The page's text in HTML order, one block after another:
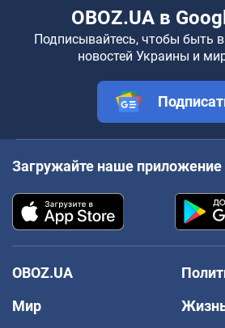
OBOZ.UA в
Подписывайтесь, чтобы быть
новостей Украины и
Загружайте наше приложение
OBOZ.UA
Мир